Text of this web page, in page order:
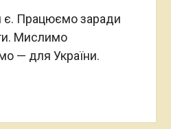
є. Працюємо заради
Мислимо
— для України.